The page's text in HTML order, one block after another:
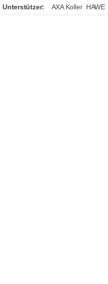
Unterstützer: AXA Koller HAWE